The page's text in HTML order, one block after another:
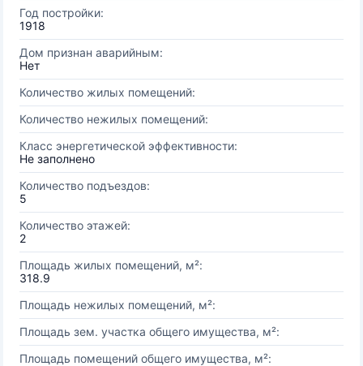
Год постройки:
1918
Дом признан аварийным:
Нет
Количество жилых помещений:
Количество нежилых помещений:
Класс энергетической эффективности:
Не заполнено
Количество подъездов:
5
Количество этажей:
2
Площадь жилых помещений, м²:
318.9
Площадь нежилых помещений, м²:
Площадь зем. участка общего имущества, м²:
Площадь помещений общего имущества, м²: